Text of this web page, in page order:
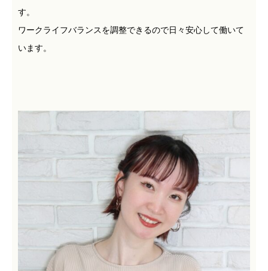
す。
ワークライフバランスを調整できるので日々安心して働いて
います。